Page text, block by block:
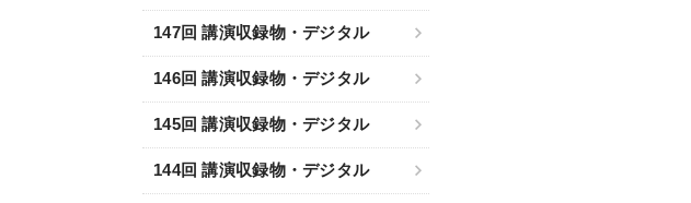
147回 講演収録物・デジタル
146回 講演収録物・デジタル
145回 講演収録物・デジタル
144回 講演収録物・デジタル